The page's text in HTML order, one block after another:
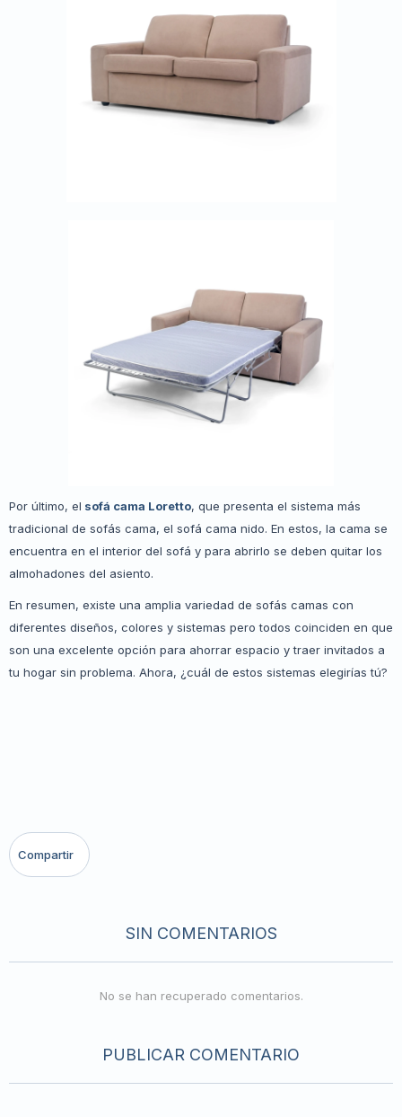
Por último, el sofá cama Loretto, que presenta el sistema más
tradicional de sofás cama, el sofá cama nido. En estos, la cama se
encuentra en el interior del sofá y para abrirlo se deben quitar los
almohadones del asiento.
En resumen, existe una amplia variedad de sofás camas con
diferentes diseños, colores y sistemas pero todos coinciden en que
son una excelente opción para ahorrar espacio y traer invitados a
tu hogar sin problema. Ahora, ¿cuál de estos sistemas elegirías tú?
SIN COMENTARIOS
No se han recuperado comentarios.
PUBLICAR COMENTARIO